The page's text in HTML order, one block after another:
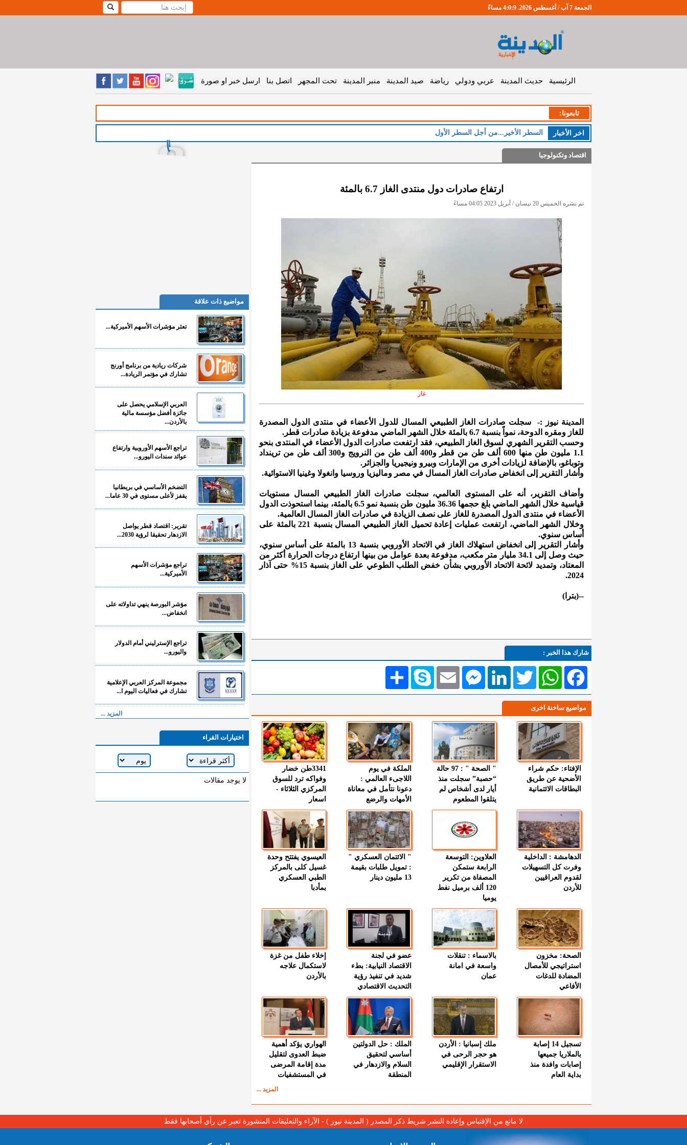
الجمعة 7 آب / أغسطس 2026. 4:0:9 مساءً
الرئيسية حديث المدينة عربي ودولي رياضة صيد المدينة منبر المدينة تحت المجهر اتصل بنا ارسل خبر او صورة
تابعونا:
اخر اﻷخبار السطر الأخير...من أجل السطر الأول
اقتصاد وتكنولوجيا
ارتفاع صادرات دول منتدى الغاز 6.7 بالمئة
تم نشره الخميس 20 نيسان / أبريل 2023 04:05 مساءً
غاز
المدينة نيوز :- سجلت صادرات الغاز الطبيعي المسال للدول الأعضاء في منتدى الدول المصدرة
للغاز ومقره الدوحة، نمواً بنسبة 6.7 بالمئة خلال الشهر الماضي مدفوعة بزيادة صادرات قطر.
وحسب التقرير الشهري لسوق الغاز الطبيعي، فقد ارتفعت صادرات الدول الأعضاء في المنتدى بنحو
1.1 مليون طن منها 600 ألف طن من قطر و400 ألف طن من النرويج و300 ألف طن من ترينداد
وتوباغو، بالإضافة لزيادات أخرى من الإمارات وبيرو ونيجيريا والجزائر.
وأشار التقرير إلى انخفاض صادرات الغاز المسال في مصر وماليزيا وروسيا وانغولا وغينيا الاستوائية.
وأضاف التقرير، أنه على المستوى العالمي، سجلت صادرات الغاز الطبيعي المسال مستويات
قياسية خلال الشهر الماضي بلغ حجمها 36.36 مليون طن بنسبة نمو 6.5 بالمئة، بينما استحوذت الدول
الأعضاء في منتدى الدول المصدرة للغاز على نصف الزيادة في صادرات الغاز المسال العالمية.
وخلال الشهر الماضي، ارتفعت عمليات إعادة تحميل الغاز الطبيعي المسال بنسبة 221 بالمئة على
أساس سنوي.
وأشار التقرير إلى انخفاض استهلاك الغاز في الاتحاد الأوروبي بنسبة 13 بالمئة على أساس سنوي،
حيث وصل إلى 34.1 مليار متر مكعب، مدفوعة بعدة عوامل من بينها ارتفاع درجات الحرارة أكثر من
المعتاد، وتمديد لائحة الاتحاد الأوروبي بشأن خفض الطلب الطوعي على الغاز بنسبة 15% حتى آذار
2024.
--(بترا)
شارك هذا الخبر :
انشر Skype EmailMessengerLinkedIn TwitterWhatsAppFacebook
مواضيع ساخنة اخرى
الإفتاء: حكم شراء
الأضحية عن طريق
البطاقات الائتمانية
" الصحة " : 97 حالة
“حصبة” سجلت منذ
أيار لدى أشخاص لم
يتلقوا المطعوم
الملكة في يوم
اللاجىء العالمي :
دعونا نتأمل في معاناة
الأمهات والرضع
3341طن خضار
وفواكه ترد للسوق
المركزي الثلاثاء -
اسعار
الدهامشة : الداخلية
وفرت كل التسهيلات
لقدوم العراقيين
للأردن
العلاوين: التوسعة
الرابعة ستمكن
المصفاة من تكرير
120 ألف برميل نفط
يوميا
" الائتمان العسكري "
: تمويل طلبات بقيمة
13 مليون دينار
العيسوي يفتتح وحدة
غسيل كلى بالمركز
الطبي العسكري
بمأدبا
الصحة: مخزون
استراتيجي للأمصال
المضادة للدغات
الأفاعي
بالاسماء : تنقلات
واسعة في امانة
عمان
عضو في لجنة
الاقتصاد النيابية: بطء
شديد في تنفيذ رؤية
التحديث الاقتصادي
إخلاء طفل من غزة
لاستكمال علاجه
بالأردن
تسجيل 14 إصابة
بالملاريا جميعها
إصابات وافدة منذ
بداية العام
ملك إسبانيا : الأردن
هو حجر الرحى في
الاستقرار الإقليمي
الملك : حل الدولتين
أساسي لتحقيق
السلام والازدهار في
المنطقة
الهواري يؤكد أهمية
ضبط العدوى لتقليل
مدة إقامة المرضى
في المستشفيات
المزيد ...
مواضيع ذات علاقة
تعثر مؤشرات الأسهم الأميركية...
شركات ريادية من برنامج أورنج
تشارك في مؤتمر الريادة...
العربي الإسلامي يحصل على
جائزة أفضل مؤسسة مالية
بالأردن...
تراجع الأسهم الأوروبية وارتفاع
عوائد سندات اليورو...
التضخم الأساسي في بريطانيا
يقفز لأعلى مستوى في 30 عاما...
تقرير: اقتصاد قطر يواصل
الازدهار تحقيقا لرؤية 2030...
تراجع مؤشرات الأسهم
الأميركية...
مؤشر البورصة ينهي تداولاته على
انخفاض...
تراجع الإسترليني أمام الدولار
واليورو...
مجموعة المركز العربي الإعلامية
تشارك في فعاليات اليوم ا...
المزيد ...
اختيارات القراء
لا يوجد مقالات
لا مانع من الإقتباس وإعادة النشر شريط ذكر المصدر ( المدينة نيوز ) - الآراء والتعليقات المنشورة تعبر عن رأي أصحابها فقط